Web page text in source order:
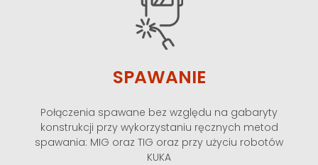
SPAWANIE
Połączenia spawane bez względu na gabaryty
konstrukcji przy wykorzystaniu ręcznych metod
spawania: MIG oraz TIG oraz przy użyciu robotów
KUKA